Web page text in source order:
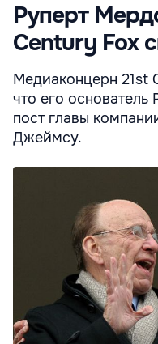
Руперт
Century Fox
Медиаконцерн 21st
что его основатель
пост главы
Джеймсу.